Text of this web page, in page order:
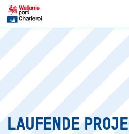
LAUFENDE